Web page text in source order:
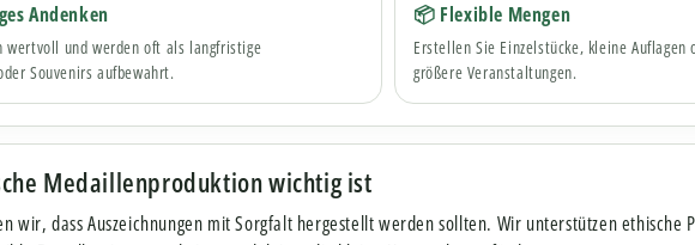
Andenken
wertvoll und werden oft als langfristige
Souvenirs aufbewahrt.
📦 Flexible Mengen
Erstellen Sie Einzelstücke, kleine
größere Veranstaltungen.
Medaillenproduktion wichtig ist
wir, dass Auszeichnungen mit Sorgfalt hergestellt werden sollten. Wir unterstützen ethische